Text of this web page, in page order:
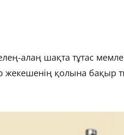
алаң шақта тұтас
қолына бақыр